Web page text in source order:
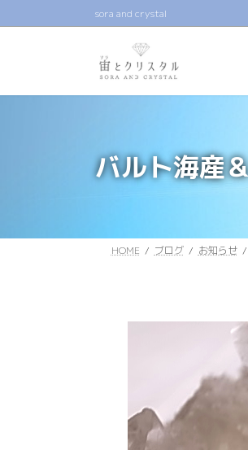
ン
ビ
sora and crystal
バルト海産
HOME ブログ お知らせ